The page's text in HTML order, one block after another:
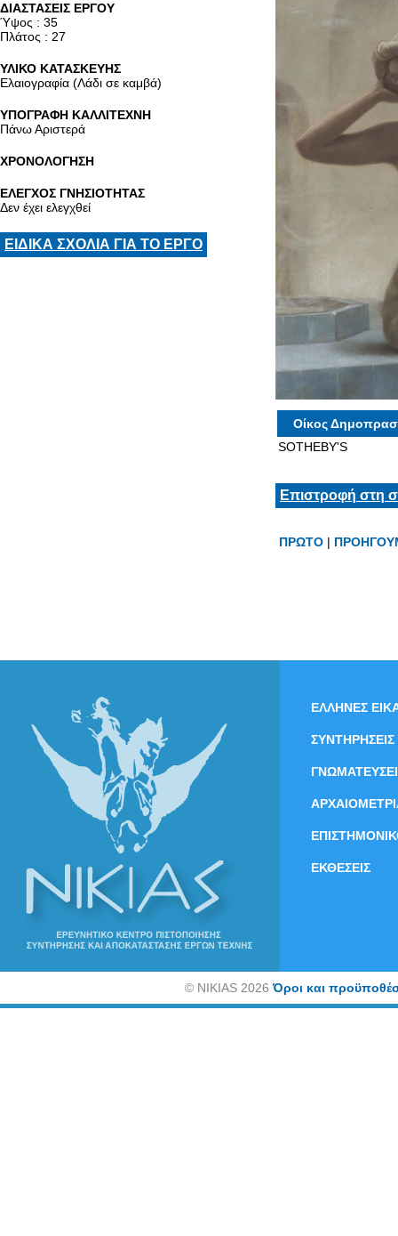
ΔΙΑΣΤΑΣΕΙΣ ΕΡΓΟΥ
Ύψος : 35
Πλάτος : 27
ΥΛΙΚΟ ΚΑΤΑΣΚΕΥΗΣ
Ελαιογραφία (Λάδι σε καμβά)
ΥΠΟΓΡΑΦΗ ΚΑΛΛΙΤΕΧΝΗ
Πάνω Αριστερά
ΧΡΟΝΟΛΟΓΗΣΗ
ΕΛΕΓΧΟΣ ΓΝΗΣΙΟΤΗΤΑΣ
Δεν έχει ελεγχθεί
ΕΙΔΙΚΑ ΣΧΟΛΙΑ ΓΙΑ ΤΟ ΕΡΓΟ
Οίκος
SOTHEBY'S
Επιστροφή στη
ΠΡΩΤΟ |
ΕΛΛΗΝΕΣ
ΣΥΝΤΗΡΗΣΕΙΣ
ΕΚΘΕΣΕΙΣ
©NIKIAS 2026Όροι και